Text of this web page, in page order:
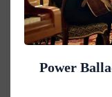
Power